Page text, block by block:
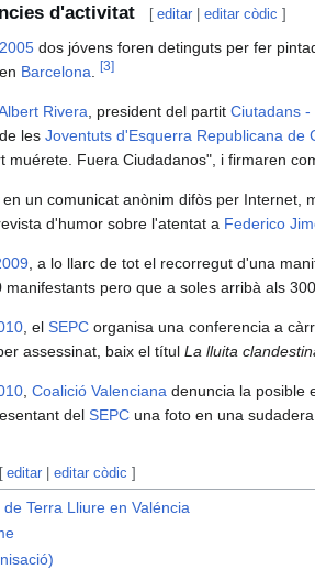
d'activitat [ editar |editar còdic ]
2005 dos jóvens foren detinguts per fer
en Barcelona [3]
Rivera , president del partit Ciutadans -
les Joventuts d'Esquerra Republicana de
muérete. Fuera Ciudadanos", i firmaren
en un comunicat anònim difòs per Internet,
d'humor sobre l'atentat a Federico
, a lo llarc de tot el recorregut d'una
pero que a soles arribà als
, el SEPC organisa una conferencia a
assessinat, baix el títul La lluita
Coalició Valenciana denuncia la posible
del SEPC una foto en una
[ editar |editar còdic ]
Terra Lliure en Valéncia